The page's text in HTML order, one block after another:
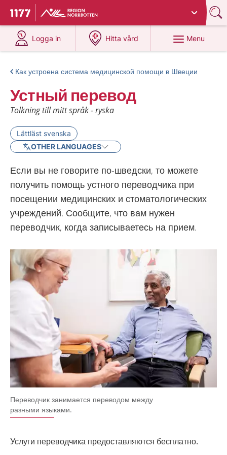
To start page for 1177
Du har valt region
Logga in
at 1177.se
Hitta vård
at 1177.se
Menu
Как устроена система медицинской помощи в Швеции
Устный перевод
Tolkning till mitt språk - ryska
Lättläst svenska
OTHER LANGUAGES
Если вы не говорите по-шведски, то можете
получить помощь устного переводчика при
посещении медицинских и стоматологических
учреждений. Сообщите, что вам нужен
переводчик, когда записываетесь на прием.
Переводчик занимается переводом между
разными языками.
Услуги переводчика предоставляются бесплатно.